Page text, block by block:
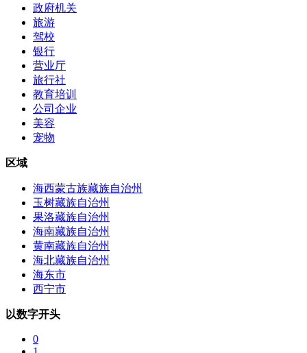
政府机关
旅游
驾校
银行
营业厅
旅行社
教育培训
公司企业
美容
宠物
区域
海西蒙古族藏族自治州
玉树藏族自治州
果洛藏族自治州
海南藏族自治州
黄南藏族自治州
海北藏族自治州
海东市
西宁市
以数字开头
0